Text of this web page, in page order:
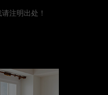
注明出处！